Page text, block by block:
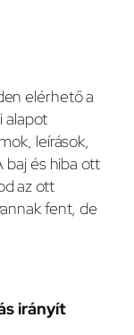
elérhető a
alapot
leírások,
baj és hiba ott
az ott
fent, de
irányít